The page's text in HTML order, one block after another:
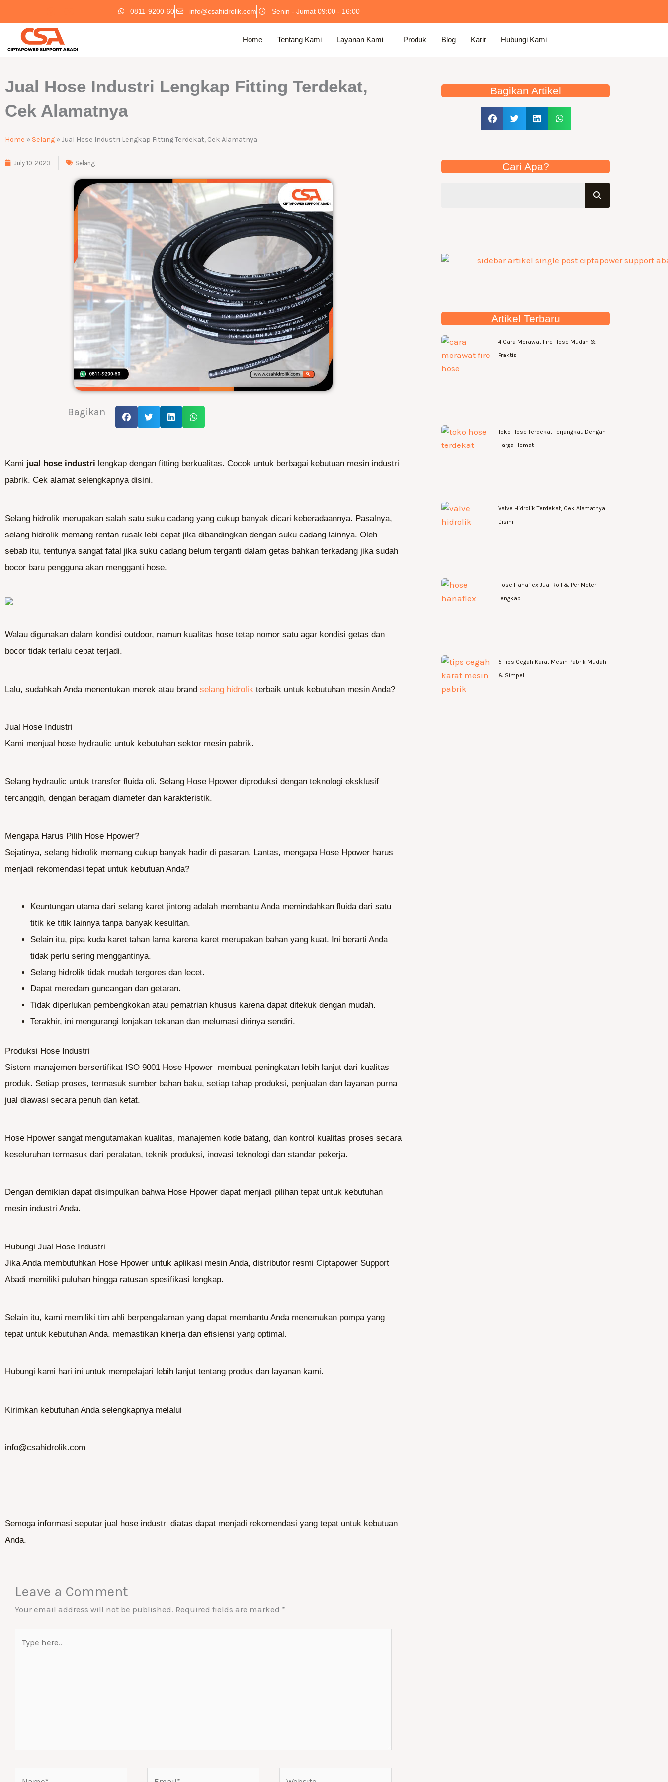
content
0811-9200-60 info@csahidrolik.com Senin - Jumat 09:00 - 16:00
Home Tentang Kami Layanan Kami Produk Blog Karir Hubungi Kami
Jual Hose Industri Lengkap Fitting Terdekat,
Cek Alamatnya
Home » Selang »Jual Hose Industri Lengkap Fitting Terdekat, Cek Alamatnya
July 10, 2023 Selang
Bagikan
Kami jual hose industri lengkap dengan fitting berkualitas. Cocok untuk berbagai kebutuan mesin industri
pabrik. Cek alamat selengkapnya disini.
Selang hidrolik merupakan salah satu suku cadang yang cukup banyak dicari keberadaannya. Pasalnya,
selang hidrolik memang rentan rusak lebi cepat jika dibandingkan dengan suku cadang lainnya. Oleh
sebab itu, tentunya sangat fatal jika suku cadang belum terganti dalam getas bahkan terkadang jika sudah
bocor baru pengguna akan mengganti hose.
Walau digunakan dalam kondisi outdoor, namun kualitas hose tetap nomor satu agar kondisi getas dan
bocor tidak terlalu cepat terjadi.
Lalu, sudahkah Anda menentukan merek atau brand selang hidrolik terbaik untuk kebutuhan mesin Anda?
Jual Hose Industri
Kami menjual hose hydraulic untuk kebutuhan sektor mesin pabrik.
Selang hydraulic untuk transfer fluida oli. Selang Hose Hpower diproduksi dengan teknologi eksklusif
tercanggih, dengan beragam diameter dan karakteristik.
Mengapa Harus Pilih Hose Hpower?
Sejatinya, selang hidrolik memang cukup banyak hadir di pasaran. Lantas, mengapa Hose Hpower harus
menjadi rekomendasi tepat untuk kebutuan Anda?
Keuntungan utama dari selang karet jintong adalah membantu Anda memindahkan fluida dari satu
titik ke titik lainnya tanpa banyak kesulitan.
Selain itu, pipa kuda karet tahan lama karena karet merupakan bahan yang kuat. Ini berarti Anda
tidak perlu sering menggantinya.
Selang hidrolik tidak mudah tergores dan lecet.
Dapat meredam guncangan dan getaran.
Tidak diperlukan pembengkokan atau pematrian khusus karena dapat ditekuk dengan mudah.
Terakhir, ini mengurangi lonjakan tekanan dan melumasi dirinya sendiri.
Produksi Hose Industri
Sistem manajemen bersertifikat ISO 9001 Hose Hpower membuat peningkatan lebih lanjut dari kualitas
produk. Setiap proses, termasuk sumber bahan baku, setiap tahap produksi, penjualan dan layanan purna
jual diawasi secara penuh dan ketat.
Hose Hpower sangat mengutamakan kualitas, manajemen kode batang, dan kontrol kualitas proses secara
keseluruhan termasuk dari peralatan, teknik produksi, inovasi teknologi dan standar pekerja.
Dengan demikian dapat disimpulkan bahwa Hose Hpower dapat menjadi pilihan tepat untuk kebutuhan
mesin industri Anda.
Hubungi Jual Hose Industri
Jika Anda membutuhkan Hose Hpower untuk aplikasi mesin Anda, distributor resmi Ciptapower Support
Abadi memiliki puluhan hingga ratusan spesifikasi lengkap.
Selain itu, kami memiliki tim ahli berpengalaman yang dapat membantu Anda menemukan pompa yang
tepat untuk kebutuhan Anda, memastikan kinerja dan efisiensi yang optimal.
Hubungi kami hari ini untuk mempelajari lebih lanjut tentang produk dan layanan kami.
Kirimkan kebutuhan Anda selengkapnya melalui
info@csahidrolik.com
Semoga informasi seputar jual hose industri diatas dapat menjadi rekomendasi yang tepat untuk kebutuan
Anda.
Leave a Comment
Your email address will not be published. Required fields are marked *
here..
Bagikan Artikel
Cari Apa?
Artikel Terbaru
4 Cara Merawat Fire Hose Mudah &
Praktis
Toko Hose Terdekat Terjangkau Dengan
Harga Hemat
Valve Hidrolik Terdekat, Cek Alamatnya
Disini
Hose Hanaflex Jual Roll & Per Meter
Lengkap
5 Tips Cegah Karat Mesin Pabrik Mudah
& Simpel